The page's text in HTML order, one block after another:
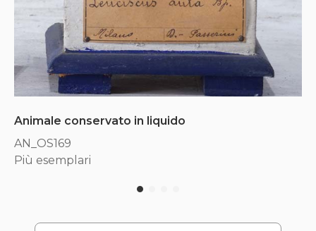
Animale conservato in liquido
AN_OS169
Più esemplari